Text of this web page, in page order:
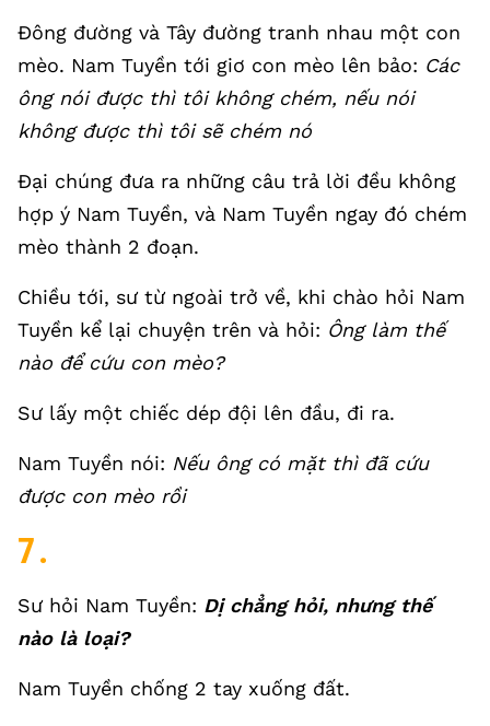
Đông đường và Tây đường tranh nhau một con
mèo. Nam Tuyền tới giơ con mèo lên bảo: Các
ông nói được thì tôi không chém, nếu nói
không được thì tôi sẽ chém nó
Đại chúng đưa ra những câu trả lời đều không
hợp ý Nam Tuyền, và Nam Tuyền ngay đó chém
mèo thành 2 đoạn.
Chiều tới, sư từ ngoài trở về, khi chào hỏi Nam
Tuyền kể lại chuyện trên và hỏi: Ông làm thế
nào để cứu con mèo?
Sư lấy một chiếc dép đội lên đầu, đi ra.
Nam Tuyền nói: Nếu ông có mặt thì đã cứu
được con mèo rồi
7.
Sư hỏi Nam Tuyền: Dị chẳng hỏi, nhưng thế
nào là loại?
Nam Tuyền chống 2 tay xuống đất.